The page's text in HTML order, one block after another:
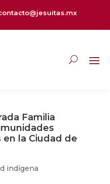
Familia
la Ciudad de
indígena